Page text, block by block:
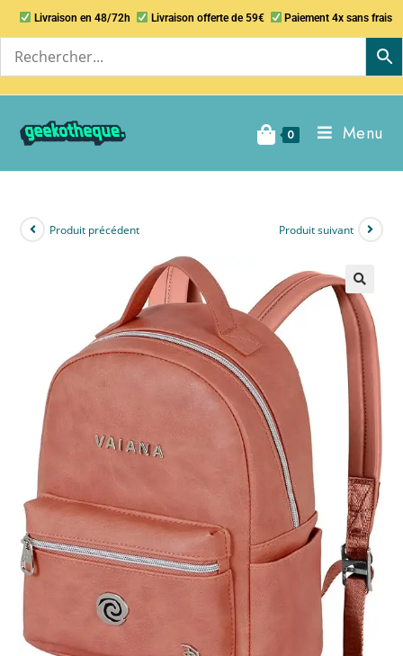
Livraison en 48/72h Livraison offerte de 59€ Paiement 4x sans frais
0 Menu
Produit précédent Produit suivant